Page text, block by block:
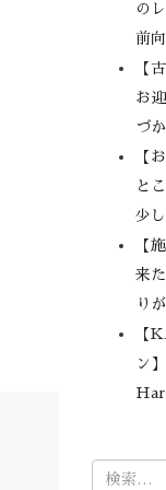
の
前
【
お
づ
【
と
少
【
来
り
【
ン